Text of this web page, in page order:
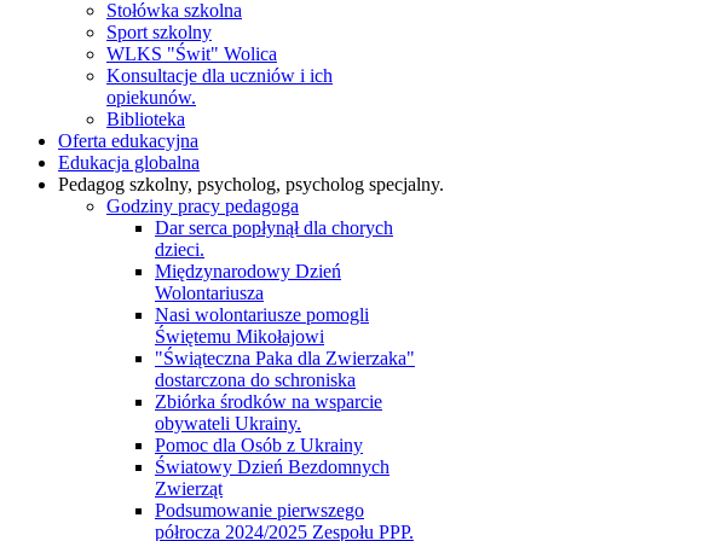
Stołówka szkolna
Sport szkolny
WLKS "Świt" Wolica
Konsultacje dla uczniów i ich
opiekunów.
Biblioteka
Oferta edukacyjna
Edukacja globalna
Pedagog szkolny, psycholog, psycholog specjalny.
Godziny pracy pedagoga
Dar serca popłynął dla chorych
dzieci.
Międzynarodowy Dzień
Wolontariusza
Nasi wolontariusze pomogli
Świętemu Mikołajowi
"Świąteczna Paka dla Zwierzaka"
dostarczona do schroniska
Zbiórka środków na wsparcie
obywateli Ukrainy.
Pomoc dla Osób z Ukrainy
Światowy Dzień Bezdomnych
Zwierząt
Podsumowanie pierwszego
półrocza 2024/2025 Zespołu PPP.